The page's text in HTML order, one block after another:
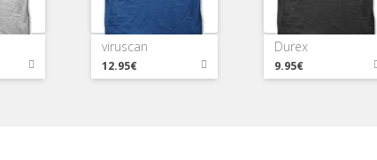
viruscan
12.95€
Durex
9.95€